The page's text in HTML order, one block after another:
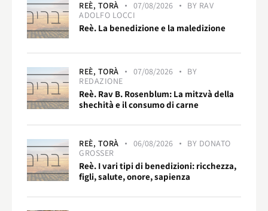
REÈ, TORÀ 07/08/2026 BY RAV
ADOLFO LOCCI
Reè. La benedizione e la maledizione
REÈ, TORÀ 07/08/2026
BY
REDAZIONE
Reè. Rav B. Rosenblum: La mitzvà della
shechità e il consumo di carne
REÈ, TORÀ 06/08/2026 BY DONATO
GROSSER
Reè. I vari tipi di benedizioni: ricchezza,
figli, salute, onore, sapienza